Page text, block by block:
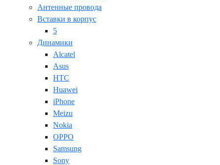
Антенные провода
Вставки в корпус
5
Динамики
Alcatel
Asus
HTC
Huawei
iPhone
Meizu
Nokia
OPPO
Samsung
Sony